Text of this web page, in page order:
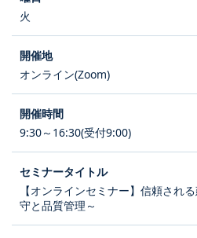
火
オンライン(Zoom)
9:30～16:30(受付9:00)
【オンラインセミナー】信頼され
守と品質管理～